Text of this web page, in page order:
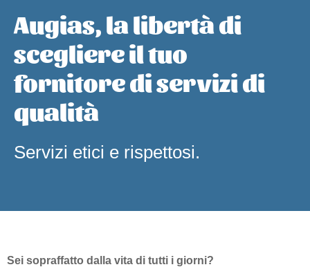
Augias, la libertà di
scegliere il tuo
fornitore di servizi di
qualità
Servizi etici e rispettosi.
Sei sopraffatto dalla vita di tutti i giorni?